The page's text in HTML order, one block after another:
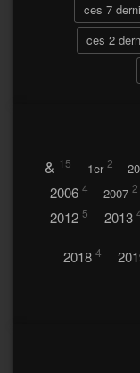
ces 7
ces 2
& 15 1er 2
2006 4 2007 2
2012 5 2013
2018 4